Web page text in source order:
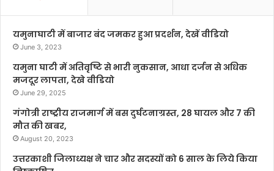
यमुनाघाटी में बाजार बंद जमकर हुआ प्रदर्शन, देखें वीडियो
June 3, 2023
यमुना घाटी में अतिवृष्टि से भारी नुकसान, आधा दर्जन से अधिक
मजदूर लापता, देखे वीडियो
June 29, 2025
गंगोत्री राष्ट्रीय राजमार्ग में बस दुर्घटनाग्रस्त, 28 घायल और 7 की
मौत की खबर,
August 20, 2023
उत्तरकाशी जिलाध्यक्ष ने चार और सदस्यों को 6 साल के लिये किया